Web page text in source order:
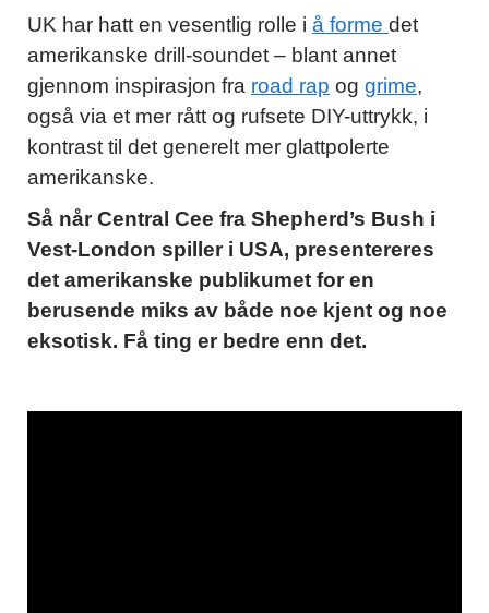
UK har hatt en vesentlig rolle i å forme det
amerikanske drill-soundet – blant annet
gjennom inspirasjon fra road rap og grime,
også via et mer rått og rufsete DIY-uttrykk, i
kontrast til det generelt mer glattpolerte
amerikanske.
Så nårCentral Cee fra Shepherd’s Bush i
Vest-London spiller i USA, presentereres
det amerikanske publikumet for en
berusende miks av både noe kjent og noe
eksotisk. Få ting er bedre enn det.